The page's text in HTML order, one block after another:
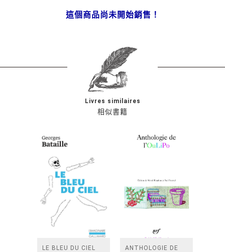
這個商品尚未開始銷售！
相似書籍
Livres similaires
LE BLEU DU CIEL
ANTHOLOGIE DE